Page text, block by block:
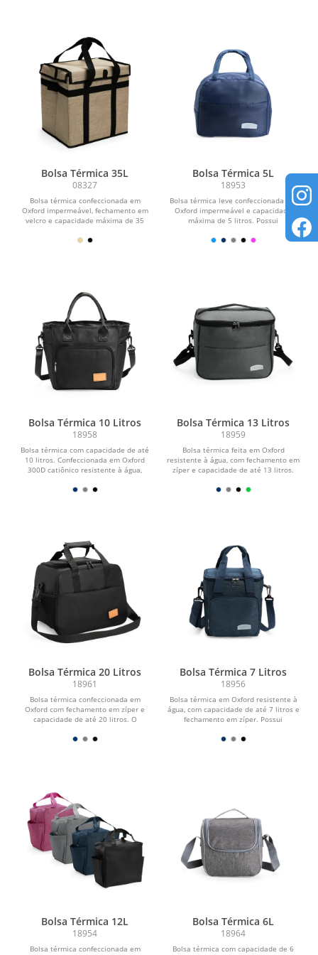
Bolsa Térmica 35L
08327
Bolsa térmica confeccionada em
Oxford impermeável, fechamento em
velcro e capacidade máxima de 35
Bolsa Térmica 5L
18953
Bolsa térmica leve confeccionada em
Oxford impermeável e capacidade
máxima de 5 litros. Possui
Bolsa Térmica 10 Litros
18958
Bolsa térmica com capacidade de até
10 litros. Confeccionada em Oxford
300D catiônico resistente à água,
Bolsa Térmica 13 Litros
18959
Bolsa térmica feita em Oxford
resistente à água, com fechamento em
zíper e capacidade de até 13 litros.
Bolsa Térmica 20 Litros
18961
Bolsa térmica confeccionada em
Oxford com fechamento em zíper e
capacidade de até 20 litros. O
Bolsa Térmica 7 Litros
18956
Bolsa térmica em Oxford resistente à
água, com capacidade de até 7 litros e
fechamento em zíper. Possui
Bolsa Térmica 12L
18954
Bolsa térmica confeccionada em
Bolsa Térmica 6L
18964
Bolsa térmica com capacidade de 6